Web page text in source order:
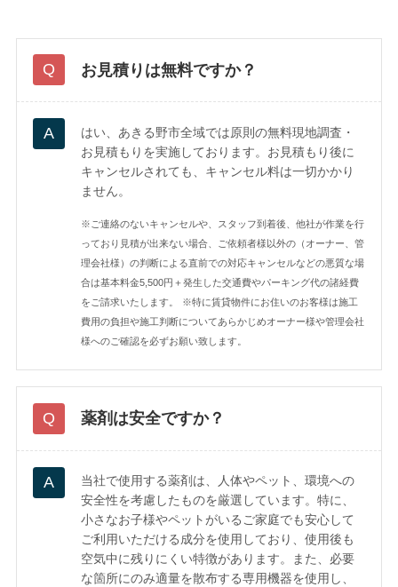
お見積りは無料ですか？
はい、あきる野市全域では原則の無料現地調査・
お見積もりを実施しております。お見積もり後に
キャンセルされても、キャンセル料は一切かかり
ません。
※ご連絡のないキャンセルや、スタッフ到着後、他社が作業を行
っており見積が出来ない場合、ご依頼者様以外の（オーナー、管
理会社様）の判断による直前での対応キャンセルなどの悪質な場
合は基本料金5,500円＋発生した交通費やパーキング代の諸経費
をご請求いたします。
※特に賃貸物件にお住いのお客様は施工
費用の負担や施工判断についてあらかじめオーナー様や管理会社
様へのご確認を必ずお願い致します。
薬剤は安全ですか？
当社で使用する薬剤は、人体やペット、環境への
安全性を考慮したものを厳選しています。特に、
小さなお子様やペットがいるご家庭でも安心して
ご利用いただける成分を使用しており、使用後も
空気中に残りにくい特徴があります。また、必要
な箇所にのみ適量を散布する専用機器を使用し、